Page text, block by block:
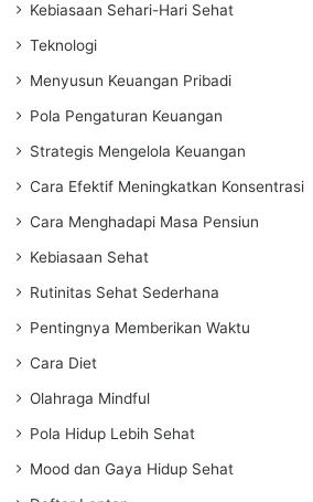
Kebiasaan Sehari-Hari Sehat
Teknologi
Menyusun Keuangan Pribadi
Pola Pengaturan Keuangan
Strategis Mengelola Keuangan
Cara Efektif Meningkatkan Konsentrasi
Cara Menghadapi Masa Pensiun
Kebiasaan Sehat
Rutinitas Sehat Sederhana
Pentingnya Memberikan Waktu
Cara Diet
Olahraga Mindful
Pola Hidup Lebih Sehat
Mood dan Gaya Hidup Sehat